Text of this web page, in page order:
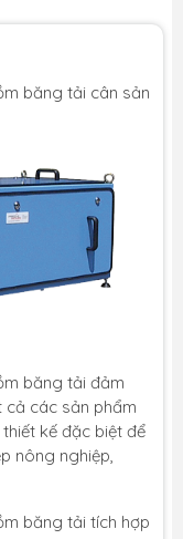
băng tải cân sản
băng tải đảm
cả các sản phẩm
kế đặc biệt để
nông nghiệp,
băng tải tích hợp